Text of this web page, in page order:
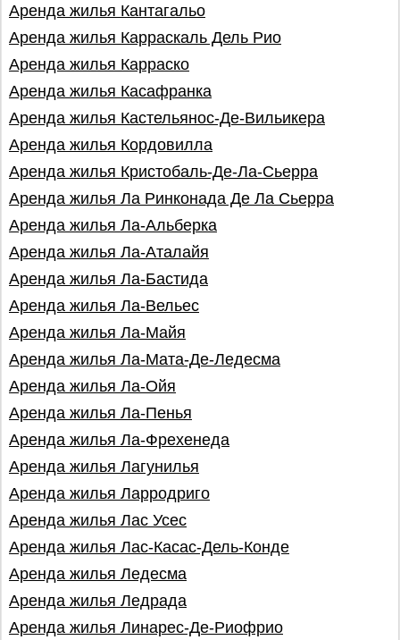
Аренда жилья Кантагальо
Аренда жилья Карраскаль Дель Рио
Аренда жилья Карраско
Аренда жилья Касафранка
Аренда жилья Кастельянос-Де-Вильикера
Аренда жилья Кордовилла
Аренда жилья Кристобаль-Де-Ла-Сьерра
Аренда жилья Ла Ринконада Де Ла Сьерра
Аренда жилья Ла-Альберка
Аренда жилья Ла-Аталайя
Аренда жилья Ла-Бастида
Аренда жилья Ла-Вельес
Аренда жилья Ла-Майя
Аренда жилья Ла-Мата-Де-Ледесма
Аренда жилья Ла-Ойя
Аренда жилья Ла-Пенья
Аренда жилья Ла-Фрехенеда
Аренда жилья Лагунилья
Аренда жилья Ларродриго
Аренда жилья Лас Усес
Аренда жилья Лас-Касас-Дель-Конде
Аренда жилья Ледесма
Аренда жилья Ледрада
Аренда жилья Линарес-Де-Риофрио